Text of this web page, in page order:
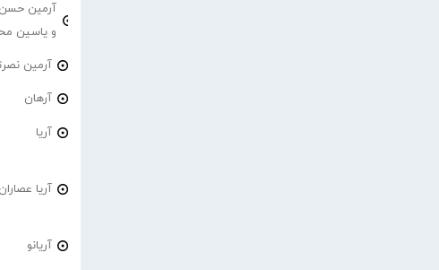
آرمین حسن
و یاسین
آرمین
آرهان
آریا
آریا عصاران
آریانو